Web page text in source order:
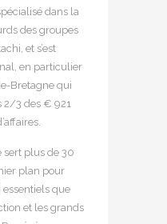
dans la
des groupes
et s’est
en particulier
Bretagne qui
2/3 des € 921
sert plus de 30
plan pour
essentiels que
et les grands